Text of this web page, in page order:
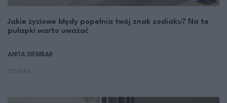
Jakie życiowe błędy popełnia twój znak zodiaku? Na te
pułapki warto uważać
ANITA SIEMBAB